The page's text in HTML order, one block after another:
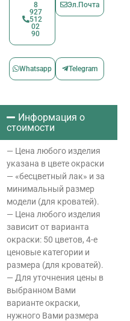
8
927
512
02
90
Эл.Почта
Whatsapp Telegram
Информация о
стоимости
— Цена любого изделия
указана в цвете окраски
— «бесцветный лак» и за
минимальный размер
модели (для кроватей).
— Цена любого изделия
зависит от варианта
окраски: 50 цветов, 4-е
ценовые категории и
размера (для кроватей).
— Для уточнения цены в
выбранном Вами
варианте окраски,
нужного Вами размера